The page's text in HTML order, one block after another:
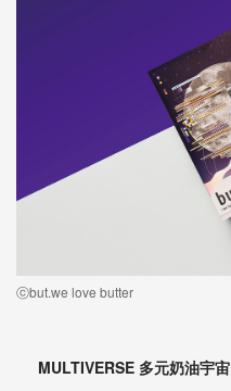
ⓒbut.we love butter
MULTIVERSE 多元奶油宇宙